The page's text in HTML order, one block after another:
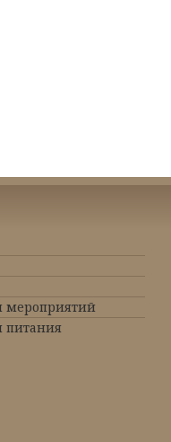
мероприятий
питания